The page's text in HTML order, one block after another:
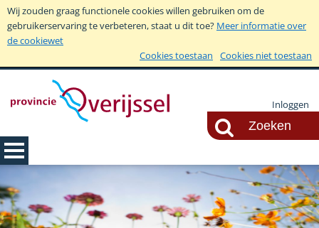
Wij zouden graag functionele cookies willen gebruiken om de
gebruikerservaring te verbeteren, staat u dit toe? Meer informatie over
de cookiewet
Cookies toestaan
Cookies niet toestaan
Inloggen